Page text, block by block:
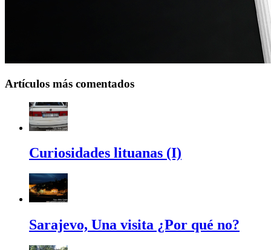
Artículos más comentados
Curiosidades lituanas (I)
Sarajevo, Una visita ¿Por qué no?